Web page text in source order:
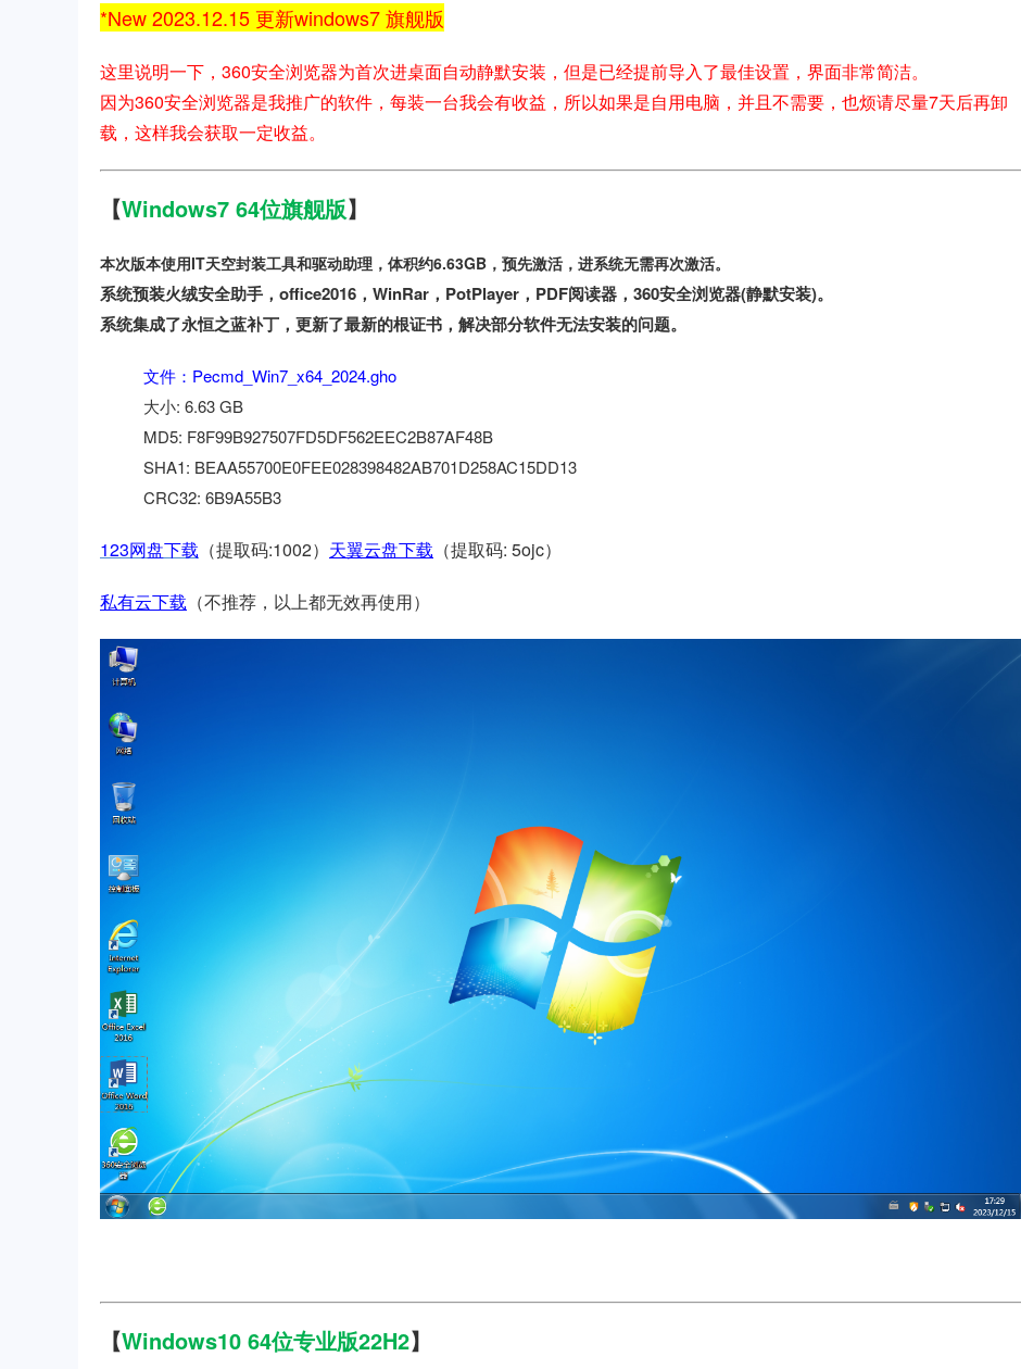
*New 2023.12.15 更新windows7 旗舰版
这里说明一下，360安全浏览器为首次进桌面自动静默安装，但是已经提前导入了最佳设置，界面非常简洁。
因为360安全浏览器是我推广的软件，每装一台我会有收益，所以如果是自用电脑，并且不需要，也烦请尽量7天后再卸
载，这样我会获取一定收益。
【Windows7 64位旗舰版】
本次版本使用IT天空封装工具和驱动助理，体积约6.63GB，预先激活，进系统无需再次激活。
系统预装火绒安全助手，office2016，WinRar，PotPlayer，PDF阅读器，360安全浏览器(静默安装)。
系统集成了永恒之蓝补丁，更新了最新的根证书，解决部分软件无法安装的问题。
文件：Pecmd_Win7_x64_2024.gho
大小: 6.63 GB
MD5: F8F99B927507FD5DF562EEC2B87AF48B
SHA1: BEAA55700E0FEE028398482AB701D258AC15DD13
CRC32: 6B9A55B3
123网盘下载 （提取码:1002） 天翼云盘下载 （提取码: 5ojc）
私有云下载 （不推荐，以上都无效再使用）
【Windows10 64位专业版22H2】